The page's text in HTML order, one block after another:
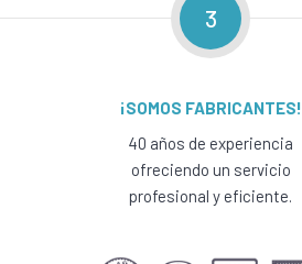
3
¡SOMOS FABRICANTES!
40 años de experiencia
ofreciendo un servicio
profesional y eficiente.